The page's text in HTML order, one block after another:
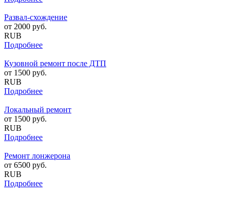
Развал-схождение
от 2000 руб.
RUB
Подробнее
Кузовной ремонт после ДТП
от 1500 руб.
RUB
Подробнее
Локальный ремонт
от 1500 руб.
RUB
Подробнее
Ремонт лонжерона
от 6500 руб.
RUB
Подробнее